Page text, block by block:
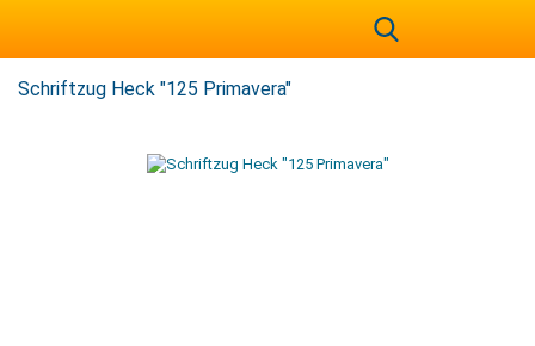
Schriftzug Heck "125 Primavera"